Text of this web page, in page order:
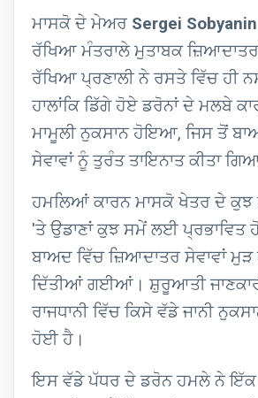
ਮਾਸਕੋ ਦੇ ਮੇਅਰ Sergei Sobyanin
ਰੱਖਿਆ ਮੰਤਰਾਲੇ ਮੁਤਾਬਕ
ਰੱਖਿਆ ਪ੍ਰਣਾਲੀ ਨੇ ਰਸਤੇ ਵਿੱਚ ਹੀ
ਹਾਲਾਂਕਿ ਡਿੱਗੇ ਹੋਏ ਡਰੋਨਾਂ ਦੇ ਮਲਬੇ
ਮਾਮੂਲੀ ਨੁਕਸਾਨ ਹੋਇਆ, ਜਿਸ ਤੋਂ
ਸੇਵਾਵਾਂ ਨੂੰ ਤੁਰੰਤ ਤਾਇਨਾਤ ਕੀਤਾ
ਹਮਲਿਆਂ ਕਾਰਨ ਮਾਸਕੋ ਖੇਤਰ ਦੇ
'ਤੇ ਉਡਾਣਾਂ ਕੁਝ ਸਮੇਂ ਲਈ
ਬਾਅਦ ਵਿੱਚ ਜ਼ਿਆਦਾਤਰ ਸੇਵਾਵਾਂ
ਦਿੱਤੀਆਂ ਗਈਆਂ। ਸ਼ੁਰੂਆਤੀ
ਰਾਜਧਾਨੀ ਵਿੱਚ ਕਿਸੇ ਵੱਡੇ ਜਾਨੀ
ਹੋਈ ਹੈ।
ਇਸ ਵੱਡੇ ਪੱਧਰ ਦੇ ਡਰੋਨ ਹਮਲੇ ਨੇ ਇੱਕ